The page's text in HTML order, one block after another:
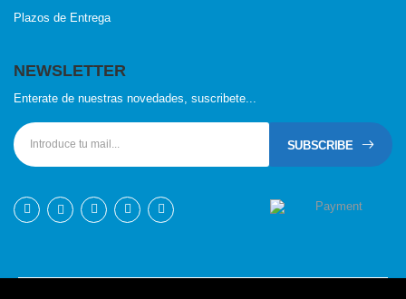
Plazos de Entrega
NEWSLETTER
Enterate de nuestras novedades, suscribete...
SUBSCRIBE